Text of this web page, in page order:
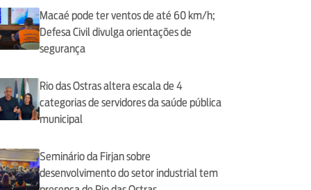
Macaé pode ter ventos de até 60 km/h;
Defesa Civil divulga orientações de
segurança
Rio das Ostras altera escala de 4
categorias de servidores da saúde pública
municipal
Seminário da Firjan sobre
desenvolvimento do setor industrial tem